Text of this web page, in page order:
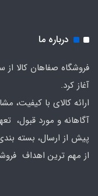
درباره ما
آغاز کرد.
ارائه کالای با کیفیت،
آگاهانه و مورد قبول،
پیش از ارسال، بسته
از مهم ترین اهداف